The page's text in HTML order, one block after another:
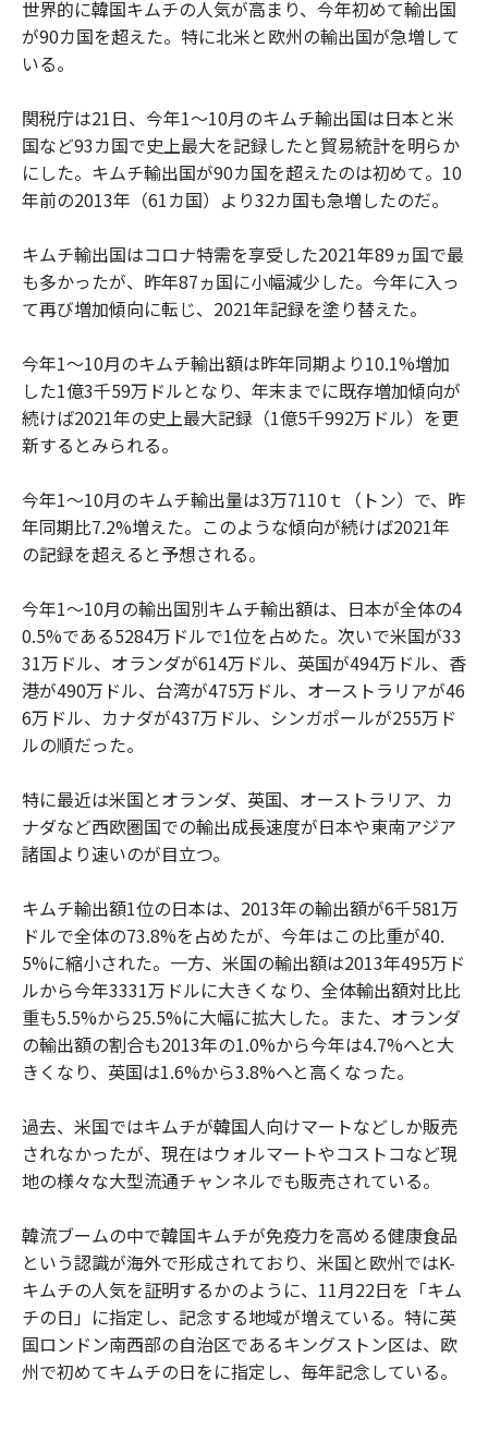
世界的に韓国キムチの人気が高まり、今年初めて輸出国
が90カ国を超えた。特に北米と欧州の輸出国が急増して
いる。
関税庁は21日、今年1～10月のキムチ輸出国は日本と米
国など93カ国で史上最大を記録したと貿易統計を明らか
にした。キムチ輸出国が90カ国を超えたのは初めて。10
年前の2013年（61カ国）より32カ国も急増したのだ。
キムチ輸出国はコロナ特需を享受した2021年89ヵ国で最
も多かったが、昨年87ヵ国に小幅減少した。今年に入っ
て再び増加傾向に転じ、2021年記録を塗り替えた。
今年1～10月のキムチ輸出額は昨年同期より10.1%増加
した1億3千59万ドルとなり、年末までに既存増加傾向が
続けば2021年の史上最大記録（1億5千992万ドル）を更
新するとみられる。
今年1～10月のキムチ輸出量は3万7110ｔ（トン）で、昨
年同期比7.2%増えた。このような傾向が続けば2021年
の記録を超えると予想される。
今年1～10月の輸出国別キムチ輸出額は、日本が全体の4
0.5%である5284万ドルで1位を占めた。次いで米国が33
31万ドル、オランダが614万ドル、英国が494万ドル、香
港が490万ドル、台湾が475万ドル、オーストラリアが46
6万ドル、カナダが437万ドル、シンガポールが255万ド
ルの順だった。
特に最近は米国とオランダ、英国、オーストラリア、カ
ナダなど西欧圏国での輸出成長速度が日本や東南アジア
諸国より速いのが目立つ。
キムチ輸出額1位の日本は、2013年の輸出額が6千581万
ドルで全体の73.8%を占めたが、今年はこの比重が40.
5%に縮小された。一方、米国の輸出額は2013年495万ド
ルから今年3331万ドルに大きくなり、全体輸出額対比比
重も5.5%から25.5%に大幅に拡大した。また、オランダ
の輸出額の割合も2013年の1.0%から今年は4.7%へと大
きくなり、英国は1.6%から3.8%へと高くなった。
過去、米国ではキムチが韓国人向けマートなどしか販売
されなかったが、現在はウォルマートやコストコなど現
地の様々な大型流通チャンネルでも販売されている。
韓流ブームの中で韓国キムチが免疫力を高める健康食品
という認識が海外で形成されており、米国と欧州ではK-
キムチの人気を証明するかのように、11月22日を「キム
チの日」に指定し、記念する地域が増えている。特に英
国ロンドン南西部の自治区であるキングストン区は、欧
州で初めてキムチの日をに指定し、毎年記念している。